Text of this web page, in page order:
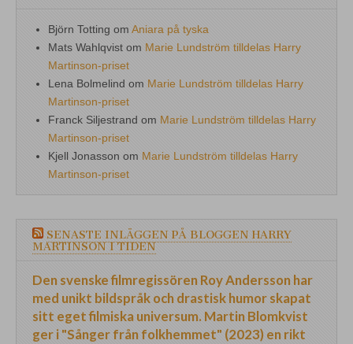
Björn Totting om Aniara på tyska
Mats Wahlqvist om Marie Lundström tilldelas Harry
Martinson-priset
Lena Bolmelind om Marie Lundström tilldelas Harry
Martinson-priset
Franck Siljestrand om Marie Lundström tilldelas Harry
Martinson-priset
Kjell Jonasson om Marie Lundström tilldelas Harry
Martinson-priset
SENASTE INLÄGGEN PÅ BLOGGEN HARRY
MARTINSON I TIDEN
Den svenske filmregissören Roy Andersson har
med unikt bildspråk och drastisk humor skapat
sitt eget filmiska universum. Martin Blomkvist
ger i "Sånger från folkhemmet" (2023) en rikt